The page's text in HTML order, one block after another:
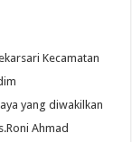
Kecamatan
yang diwakilkan
Ahmad